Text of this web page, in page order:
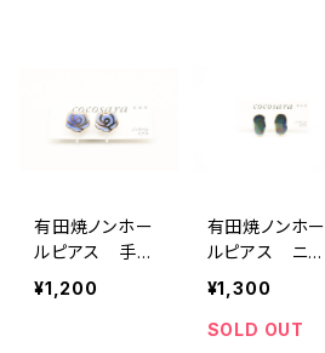
有田焼ノンホー
ルピアス 手描
き風バラ ブルー
¥1,200
有田焼ノンホー
ルピアス ニュ
アンスモチー
フ オーロラグ
リーン
¥1,300
SOLD OUT